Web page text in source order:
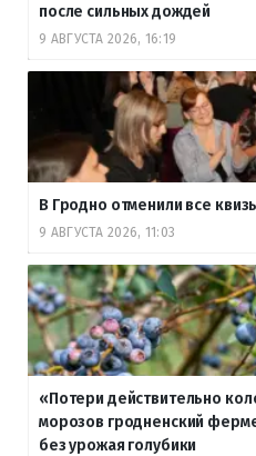
после сильных дождей
9 АВГУСТА 2026, 16:19
В Гродно отменили все
9 АВГУСТА 2026, 11:03
«Потери действительно
морозов гродненский
без урожая голубики